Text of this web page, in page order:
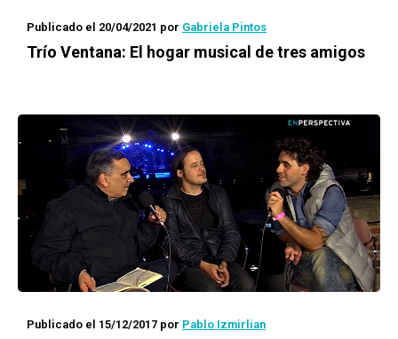
Publicado el 20/04/2021 por Gabriela Pintos
Trío Ventana: El hogar musical de tres amigos
Publicado el 15/12/2017 por Pablo Izmirlian